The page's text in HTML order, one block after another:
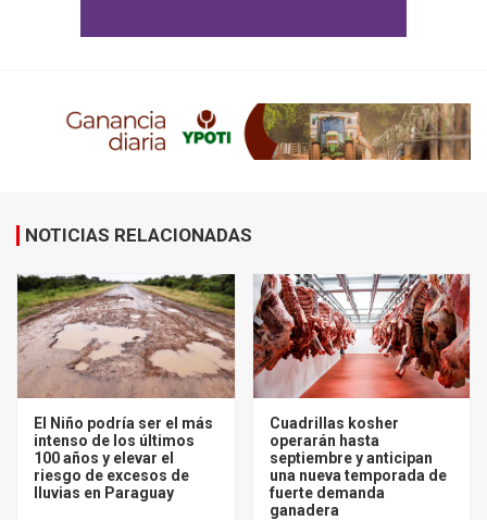
NOTICIAS RELACIONADAS
El Niño podría ser el más
intenso de los últimos
100 años y elevar el
riesgo de excesos de
lluvias en Paraguay
Cuadrillas kosher
operarán hasta
septiembre y anticipan
una nueva temporada de
fuerte demanda
ganadera